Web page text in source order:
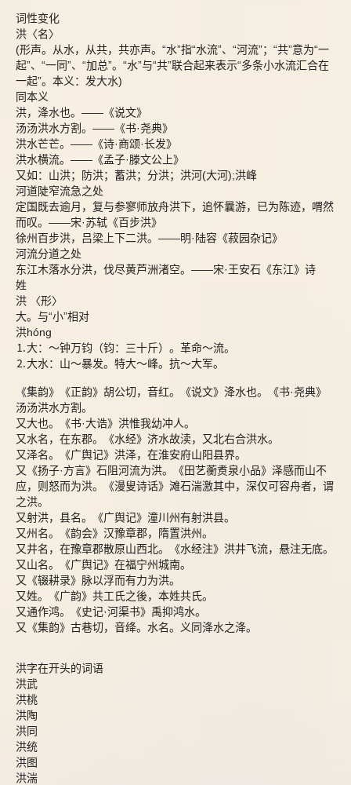
词性变化
洪〈名〉
(形声。从水，从共，共亦声。“水”指“水流”、“河流”；“共”意为“一
起”、“一同”、“加总”。“水”与“共”联合起来表示“多条小水流汇合在
一起”。本义：发大水)
同本义
洪，洚水也。――《说文》
汤汤洪水方割。――《书·尧典》
洪水芒芒。――《诗·商颂·长发》
洪水横流。――《孟子·滕文公上》
又如：山洪；防洪；蓄洪；分洪；洪河(大河);洪峰
河道陡窄流急之处
定国既去逾月，复与参寥师放舟洪下，追怀曩游，已为陈迹，喟然
而叹。――宋·苏轼《百步洪》
徐州百步洪，吕梁上下二洪。――明·陆容《菽园杂记》
河流分道之处
东江木落水分洪，伐尽黄芦洲渚空。――宋·王安石《东江》诗
姓
洪 〈形〉
大。与“小”相对
洪hóng
⒈大：～钟万钧（钧：三十斤）。革命～流。
⒉大水：山～暴发。特大～峰。抗～大军。
《集韵》《正韵》胡公切，音红。《说文》洚水也。《书·尧典》
汤汤洪水方割。
又大也。《书·大诰》洪惟我幼冲人。
又水名，在东郡。《水经》济水故渎，又北右合洪水。
又泽名。《广舆记》洪泽，在淮安府山阳县界。
又《扬子·方言》石阻河流为洪。《田艺蘅煑泉小品》泽感而山不
应，则怒而为洪。《漫叟诗话》滩石湍激其中，深仅可容舟者，谓
之洪。
又射洪，县名。《广舆记》潼川州有射洪县。
又州名。《韵会》汉豫章郡，隋置洪州。
又井名，在豫章郡散原山西北。《水经注》洪井飞流，悬注无底。
又山名。《广舆记》在福宁州城南。
又《辍耕录》脉以浮而有力为洪。
又姓。《广韵》共工氏之後，本姓共氏。
又通作鸿。《史记·河渠书》禹抑鸿水。
又《集韵》古巷切，音绛。水名。义同洚水之洚。
洪字在开头的词语
洪武
洪桃
洪陶
洪同
洪统
洪图
洪湍